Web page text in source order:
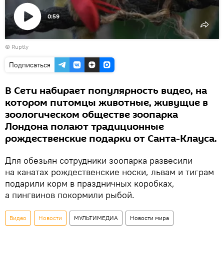
Воспроизвести
видео
0:59
© Ruptly
Подписаться
В Сети набирает популярность видео, на
котором питомцы животные, живущие в
зоологическом обществе зоопарка
Лондона полают традиционные
рождественские подарки от Санта-Клауса.
Для обезьян сотрудники зоопарка развесили
на канатах рождественские носки, львам и тиграм
подарили корм в праздничных коробках,
а пингвинов покормили рыбой.
Видео Новости МУЛЬТИМЕДИА Новости мира